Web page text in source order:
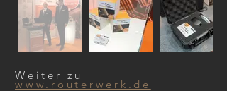
Weiter zu
www.routerwerk.de